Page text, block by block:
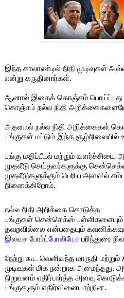
இந்த காலாண்டில் நிதி முடிவுகள்
என்று கருதினார்கள்.
ஆனால் இதைக் கொஞ்சம் பொய்ப்பது
கொஞ்சம் நல்ல நிதி
அதனால் நல்ல நிதி அறிக்கைகள்
பங்குகள் மட்டும் இந்த சூழ்நிலையில்
பங்கு மதிப்பீடல் மற்றும் வளர்ச்சியை
முதலீடு செய்தவர்களுக்கு
முதலீடுகளுக்கும் பெரிய அளவில்
நினைக்கிறோம்.
நல்ல நிதி அறிக்கை கொடுத்த
பங்குகள் சென்செக்ஸ் புள்ளிகளையும்
தவறவில்லை என்பதையும்
இலவச போர்ட்போலியோ பரிந்துரை
நேற்று கூட வெளிவந்த மாருதி மற்றும்
முடிவுகள் மிக நன்றாக அமைந்தது.
நிறுவனம் எதிர்பார்த்த அளவு
பங்குகளும் எதிர்வினையாற்றின.